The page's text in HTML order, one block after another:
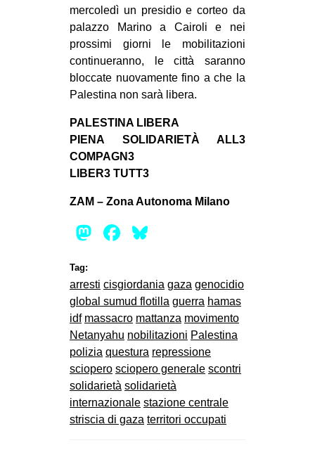
mercoledì un presidio e corteo da
palazzo Marino a Cairoli e nei
prossimi giorni le mobilitazioni
continueranno, le città saranno
bloccate nuovamente fino a che la
Palestina non sarà libera.
PALESTINA LIBERA
PIENA SOLIDARIETÀ ALL3
COMPAGN3
LIBER3 TUTT3
ZAM – Zona Autonoma Milano
Mastodon
Facebook
Tag:
arresti cisgiordania gaza genocidio
global sumud flotilla guerra hamas
idf massacro mattanza movimento
Netanyahu nobilitazioni Palestina
polizia questura repressione
sciopero sciopero generale scontri
solidarietà solidarietà
internazionale stazione centrale
striscia di gaza territori occupati